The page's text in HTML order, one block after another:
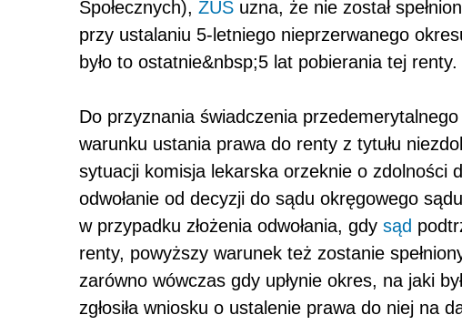
Społecznych), ZUS uzna, że nie został
przy ustalaniu 5-letniego nieprzerwanego
było to ostatnie&nbsp;5 lat pobierania tej renty.
Do przyznania świadczenia
warunku ustania prawa do renty z tytułu
sytuacji komisja lekarska orzeknie o zdolności
odwołanie od decyzji do sądu okręgowego
w przypadku złożenia odwołania, gdy sąd
renty, powyższy warunek też zostanie
zarówno wówczas gdy upłynie okres, na jaki
zgłosiła wniosku o ustalenie prawa do niej na